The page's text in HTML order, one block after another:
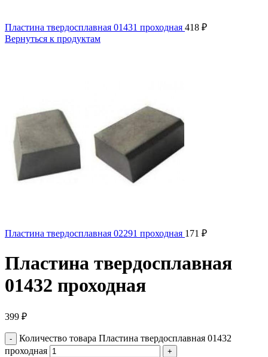
Пластина твердосплавная 01431 проходная 418 ₽
Вернуться к продуктам
Пластина твердосплавная 02291 проходная 171 ₽
Пластина твердосплавная
01432 проходная
399 ₽
Количество товара Пластина твердосплавная 01432
проходная